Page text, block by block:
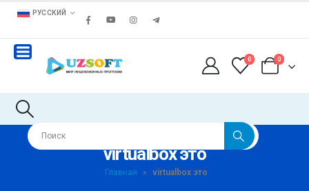
РУССКИЙ
0 0
virtualbox это
Главная » virtualbox это